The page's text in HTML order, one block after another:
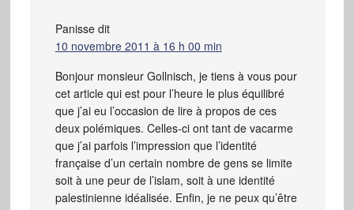
Panisse dit
10 novembre 2011 à 16 h 00 min
Bonjour monsieur Gollnisch, je tiens à vous pour
cet article qui est pour l’heure le plus équilibré
que j’ai eu l’occasion de lire à propos de ces
deux polémiques. Celles-ci ont tant de vacarme
que j’ai parfois l’impression que l’identité
française d’un certain nombre de gens se limite
soit à une peur de l’islam, soit à une identité
palestinienne idéalisée. Enfin, je ne peux qu’être